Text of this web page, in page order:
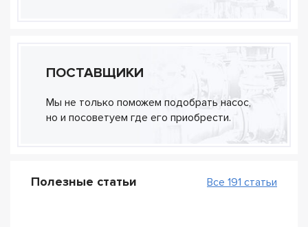
ПОСТАВЩИКИ
Мы не только поможем подобрать насос,
но и посоветуем где его приобрести.
Полезные статьи Все 191 статьи